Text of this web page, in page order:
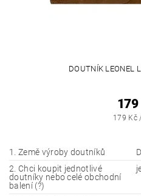
DOUTNÍK LEONEL
179
179 Kč
1. Země výroby doutníků
2. Chci koupit jednotlivé
doutníky nebo celé obchodní
balení (?)